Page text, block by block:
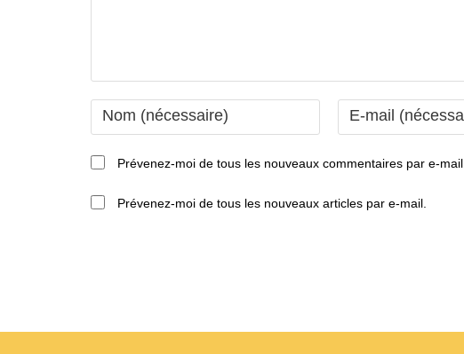
Enter
your
name
username
Enter
your
to
Prévenez-moi de tous les nouveaux commentaires par e-mail.
Prévenez-moi de tous les nouveaux articles par e-mail.